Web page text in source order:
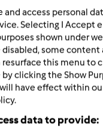
#7
and access personal
Selecting I Accept
shown under
some content
resurface this menu to
clicking the Show
have effect within
data to provide: